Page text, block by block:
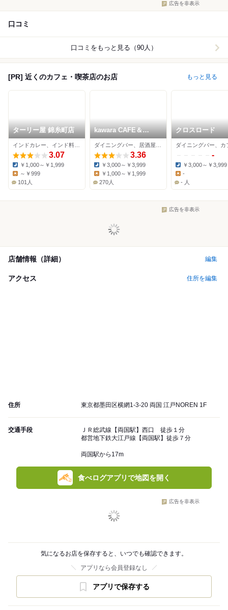
広告を非表示
口コミ
口コミをもっと見る（90人）
[PR] 近くのカフェ・喫茶店のお店 もっと見る
ターリー屋 錦糸町店
3.07
Dinner:
￥1,000～￥1,999
～￥999
101人
kawara CAFE＆
DINING 錦糸町店
3.36
Dinner:
￥3,000～￥3,999
￥1,000～￥1,999
270人
クロスロード
-
Dinner:
￥3,000～￥3,999
Lunch:
-
- 人
広告を非表示
店舗情報（詳細） 編集
アクセス 住所を編集
住所 東京都墨田区横網1-3-20 両国 江戸NOREN 1F
交通手段
ＪＲ総武線【両国駅】西口 徒歩１分
都営地下鉄大江戸線【両国駅】徒歩７分
両国駅から17m
食べログアプリで地図を開く
広告を非表示
気になるお店を保存すると、いつでも確認できます。
アプリなら会員登録なし
アプリで保存する